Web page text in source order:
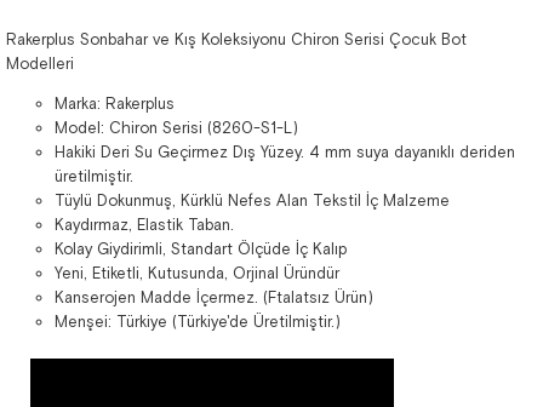
Rakerplus Sonbahar ve Kış Koleksiyonu Chiron Serisi Çocuk Bot
Modelleri
Marka: Rakerplus
Model: Chiron Serisi (8260-S1-L)
Hakiki Deri Su Geçirmez Dış Yüzey. 4 mm suya dayanıklı deriden
üretilmiştir.
Tüylü Dokunmuş, Kürklü Nefes Alan Tekstil İç Malzeme
Kaydırmaz, Elastik Taban.
Kolay Giydirimli, Standart Ölçüde İç Kalıp
Yeni, Etiketli, Kutusunda, Orjinal Üründür
Kanserojen Madde İçermez. (Ftalatsız Ürün)
Menşei: Türkiye (Türkiye'de Üretilmiştir.)